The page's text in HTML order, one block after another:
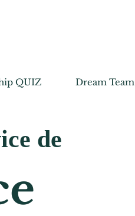
QUIZ Dream Team
de